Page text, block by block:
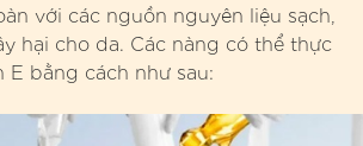
với các nguồn nguyên liệu sạch,
hại cho da. Các nàng có thể thực
E bằng cách như sau: